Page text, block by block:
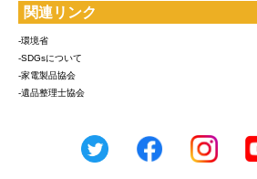
関連リンク
-環境省
-SDGsについて
-家電製品協会
-遺品整理士協会